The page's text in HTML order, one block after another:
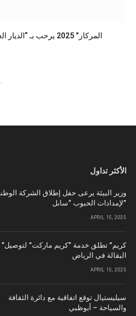
المركاز” 2025 يرحب بـ “الديار العربية” ومجموعة لوسد
الأكثر تداول
وزير البيئة يرعى حفل إطلاق الشركة
لإمدادات الحبوب “سابل”
APRIL 15, 2025
“كريم” تطلق خدمة “كريم ماركت” لتوصيل
البقالة في الرياض
APRIL 15, 2025
سيليستيال توقع اتفاقية مع دائرة الثقافة
والسياحة – أبوظبي